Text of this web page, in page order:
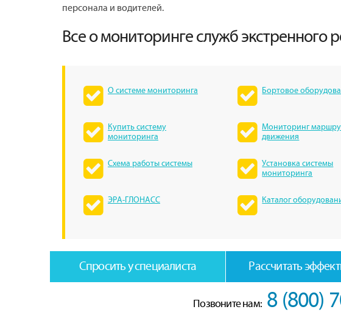
персонала и водителей.
Все о мониторинге служб экстренного
О системе мониторинга Бортовое
Купить систему
мониторинга
Мониторинг
движения
Схема работы системы
Установка системы
мониторинга
ЭРА-ГЛОНАСС Каталог
Спросить у специалиста Рассчитать
Позвоните нам: 8 (800)